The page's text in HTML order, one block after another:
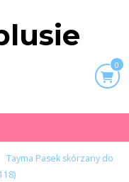
0
Tayma Pasek skórzany do